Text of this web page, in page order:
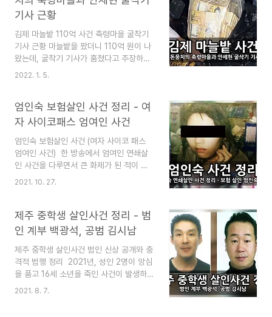
로 기획했으며, 이 글은 그중 1편입니다.
아래 추천글에서 2편을 마저 읽을 수 있습
니다. 이 블로그는 "심심할 때 잡지처럼 읽
는 지식"이라는 목적으로 운영됩니다. 즐겨
찾기(북마크) 해 놓으면 심심할 때 좋습니
억 원 오스템 횡령사건 정리 오스템 직원과
금..
기사 근황
김제 마늘밭 110억 사건 축령마을 굴착기
기사 근황 마늘밭을 팠더니 110억 원이 나
왔는데, 굴착기 기사가 훔쳤다고 주장하는
사건이 있었습니다. 이것은 2011년 김제
이었다는데... 이 밭에 묻혀 있던 돈을 신고
한 사람은 굴착기 기사 안세현... 그래서 사
니다. 그러나 그렇지도 못했다는데... 김제
마늘밭 사건 정리를 통해, 원인과 과정, 그
후의 굴착기 기사 근황까지 다시 알아봅니
다. 이 블로그는 "심심할 때 잡지처럼 읽는
추 천 글 18세기 영국의 극한직업 성냥 제
조공 - 자본주의의 문제 18세기 ..
2022. 1. 5.
엄인숙 보험살인 사건 정리 - 여
자 사이코패스 엄여인 사건
엄인숙 보험살인 사건 (여자 사이코 패스
엄여인 사건) ​ 한 방송에서 엄여인 연쇄살
인 사건을 다루면서 큰 화제가 된 적이 있
었습니다. 더구나 사이코패스 만점을 받았
에는 사이코패스 테스트가 없었다고 하므
로 신빙성은 낮음) 이 글은 보험 연쇄 살인
범행을 저지른 엄인숙 사건을 정리하고 있
습니다. 그녀의 행적을 살펴보면 정말로 중
증 사이코패스처럼 끔찍합니다. 이 블로그
는 "심심할 때 잡지처럼 읽는 지식"이라는
목적으로 운영됩니다. 즐겨찾기(북마크) 해
2021. 10. 27.
제주 중학생 살인사건 정리 - 범
인 계부 백광석, 공범 김시남
제주 중학생 살인사건 범인 신상 공개와 충
격적 범행 정리 ​ ​2021년, 성인 2명이 앙심
을 품고 16세 소년을 죽인 사건이 발생하
여 국민들을 충격에 빠트렸습니다. 이 글은
2021. 8. 7.